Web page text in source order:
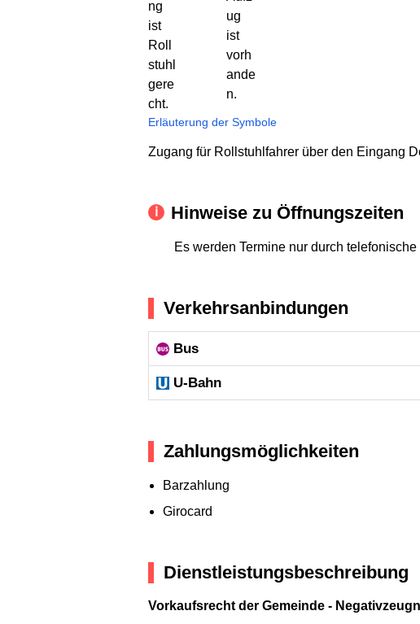
Erläuterung der Symbole
Zugang für Rollstuhlfahrer über den Eingang
Hinweise zu Öffnungszeiten
Es werden Termine nur durch
Verkehrsanbindungen
Bus
U-Bahn
Zahlungsmöglichkeiten
Barzahlung
Girocard
Dienstleistungsbeschreibung
Vorkaufsrecht der Gemeinde -